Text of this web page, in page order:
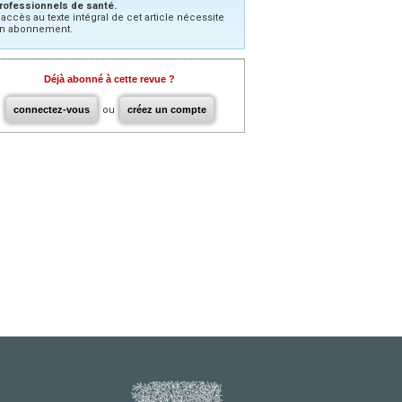
de santé.
au texte intégral de cet article nécessite
abonnement.
Déjà abonné à cette revue ?
connectez-vous ou créez un compte